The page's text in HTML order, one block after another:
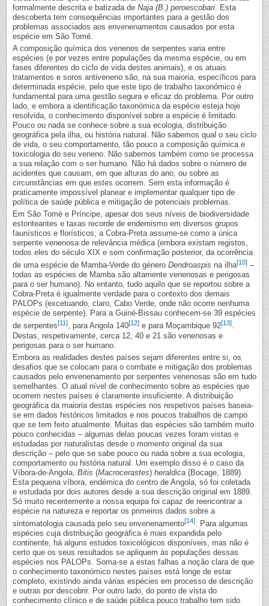
formalmente descrita e batizada de Naja (B.) peroescobari . Esta
descoberta tem consequências importantes para a gestão dos
problemas associados aos envenenamentos causados por esta
espécie em São Tomé.
A composição química dos venenos de serpentes varia entre
espécies (e por vezes entre populações da mesma espécie, ou em
fases diferentes do ciclo de vida destes animais), e os atuais
tratamentos e soros antiveneno são, na sua maioria, específicos para
determinada espécie, pelo que este tipo de trabalho taxonómico é
fundamental para uma gestão segura e eficaz do problema. Por outro
lado, e embora a identificação taxonómica da espécie esteja hoje
resolvida, o conhecimento disponível sobre a espécie é limitado.
Pouco ou nada se conhece sobre a sua ecologia, distribuição
geográfica pela ilha, ou história natural. Não sabemos qual o seu ciclo
de vida, o seu comportamento, tão pouco a composição química e
toxicologia do seu veneno. Não sabemos também como se processa
a sua relação com o ser humano. Não há dados sobre o número de
acidentes que causam, em que alturas do ano, ou sobre as
circunstâncias em que estes ocorrem. Sem esta informação é
praticamente impossível planear e implementar qualquer tipo de
política de saúde pública e mitigação de potenciais problemas.
Em São Tomé e Príncipe, apesar dos seus níveis de biodiversidade
estonteantes e taxas recorde de endemismo em diversos grupos
faunísticos e florísticos, a Cobra-Preta assume-se como a única
serpente venenosa de relevância médica (embora existam registos,
todos eles do século XIX e sem confirmação posterior, da ocorrência
de uma espécie de Mamba-Verde do género Dendroaspis na ilha[10] –
todas as espécies de Mamba são altamente venenosas e perigosas
para o ser humano). No entanto, tudo aquilo que se reportou sobre a
Cobra-Preta é igualmente verdade para o contexto dos demais
PALOPs (excetuando, claro, Cabo Verde, onde não ocorre nenhuma
espécie de serpente). Para a Guiné-Bissau conhecem-se 39 espécies
de serpentes[11], para Angola 140[12] e para Moçambique 92[13].
Destas, respetivamente, cerca 12, 40 e 21 são venenosas e
perigosas para o ser humano.
Embora as realidades destes países sejam diferentes entre si, os
desafios que se colocam para o combate e mitigação dos problemas
causados pelo envenenamento por serpentes venenosas são em tudo
semelhantes. O atual nível de conhecimento sobre as espécies que
ocorrem nestes países é claramente insuficiente. A distribuição
geográfica da maioria destas espécies nos respetivos países baseia-
se em dados históricos limitados e nos poucos trabalhos de campo
que se tem feito atualmente. Muitas das espécies são também muito
pouco conhecidas – algumas delas poucas vezes foram vistas e
estudadas por naturalistas desde o momento original da sua
descrição – pelo que se sabe pouco ou nada sobre a sua ecologia,
comportamento ou história natural. Um exemplo disso é o caso da
Víbora-de-Angola, Bitis (Macrocerastes) heraldica (Bocage, 1889).
Esta pequena víbora, endémica do centro de Angola, só foi coletada
e estudada por dois autores desde a sua descrição original em 1889.
Só muito recentemente a nossa equipa foi capaz de reencontrar a
espécie na natureza e reportar os primeiros dados sobre a
sintomatologia causada pelo seu envenenamento[14]. Para algumas
espécies cuja distribuição geográfica é mais expandida pelo
continente, há alguns estudos toxicológicos disponíveis, mas não é
certo que os seus resultados se apliquem às populações dessas
espécies nos PALOPs. Soma-se a estas falhas a noção clara de que
o conhecimento taxonómico nestes países está longe de estar
completo, existindo ainda várias espécies em processo de descrição
e outras por descobrir. Por outro lado, do ponto de vista do
conhecimento clínico e de saúde pública pouco trabalho tem sido